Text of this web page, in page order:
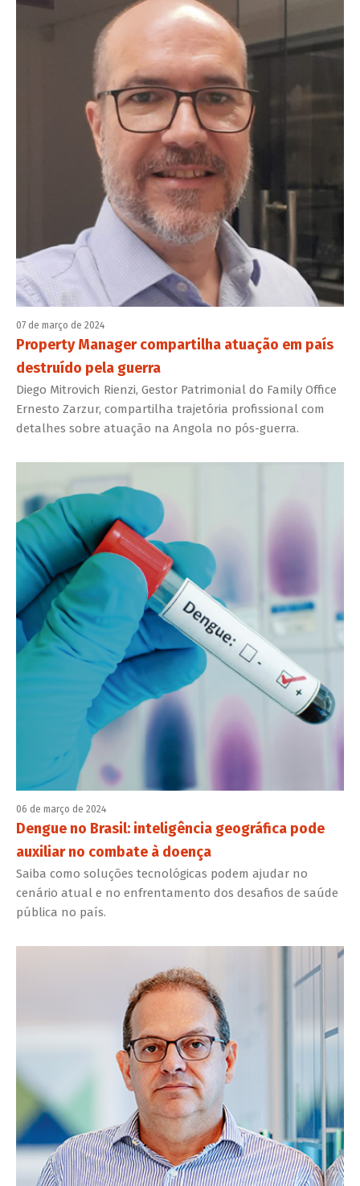
07 de março de 2024
Property Manager compartilha atuação em país
destruído pela guerra
Diego Mitrovich Rienzi, Gestor Patrimonial do Family Office
Ernesto Zarzur, compartilha trajetória profissional com
detalhes sobre atuação na Angola no pós-guerra.
06 de março de 2024
Dengue no Brasil: inteligência geográfica pode
auxiliar no combate à doença
Saiba como soluções tecnológicas podem ajudar no
cenário atual e no enfrentamento dos desafios de saúde
pública no país.